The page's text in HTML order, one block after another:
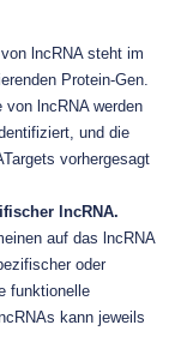
lncRNA steht im
Protein-Gen.
von lncRNA werden
und die
vorhergesagt
lncRNA.
auf das lncRNA
oder
funktionelle
kann jeweils